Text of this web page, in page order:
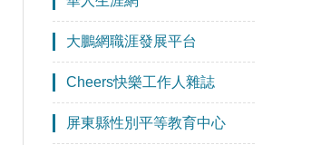
大鵬網職涯發展平台
Cheers快樂工作人雜誌
屏東縣性別平等教育中心